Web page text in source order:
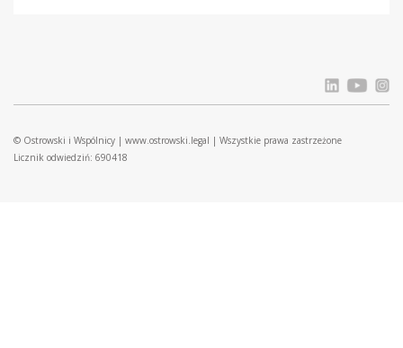
© Ostrowski i Wspólnicy | www.ostrowski.legal | Wszystkie prawa zastrzeżone
Licznik odwiedziń: 690418